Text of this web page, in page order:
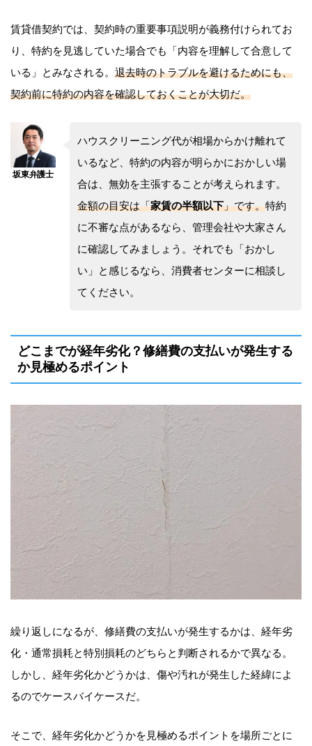
賃貸借契約では、契約時の重要事項説明が義務付けられてお
り、特約を見逃していた場合でも「内容を理解して合意して
いる」とみなされる。 退去時のトラブルを避けるためにも、
契約前に特約の内容を確認しておくことが大切だ。
ハウスクリーニング代が相場からかけ離れて
いるなど、特約の内容が明らかにおかしい場
合は、無効を主張することが考えられます。
金額の目安は「家賃の半額以下」です。特約
に不審な点があるなら、管理会社や大家さん
に確認してみましょう。それでも「おかし
い」と感じるなら、消費者センターに相談し
てください。
どこまでが経年劣化？修繕費の支払いが発生する
か見極めるポイント
繰り返しになるが、修繕費の支払いが発生するかは、経年劣
化・通常損耗と特別損耗のどちらと判断されるかで異なる。
しかし、経年劣化かどうかは、傷や汚れが発生した経緯によ
るのでケースバイケースだ。
そこで、経年劣化かどうかを見極めるポイントを場所ごとに